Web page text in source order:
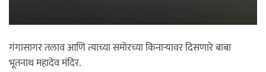
गंगासागर तलाव आणि त्याच्या समोरच्या किनाऱ्यावर दिसणारे बाबा
भूतनाथ महादेव मंदिर.